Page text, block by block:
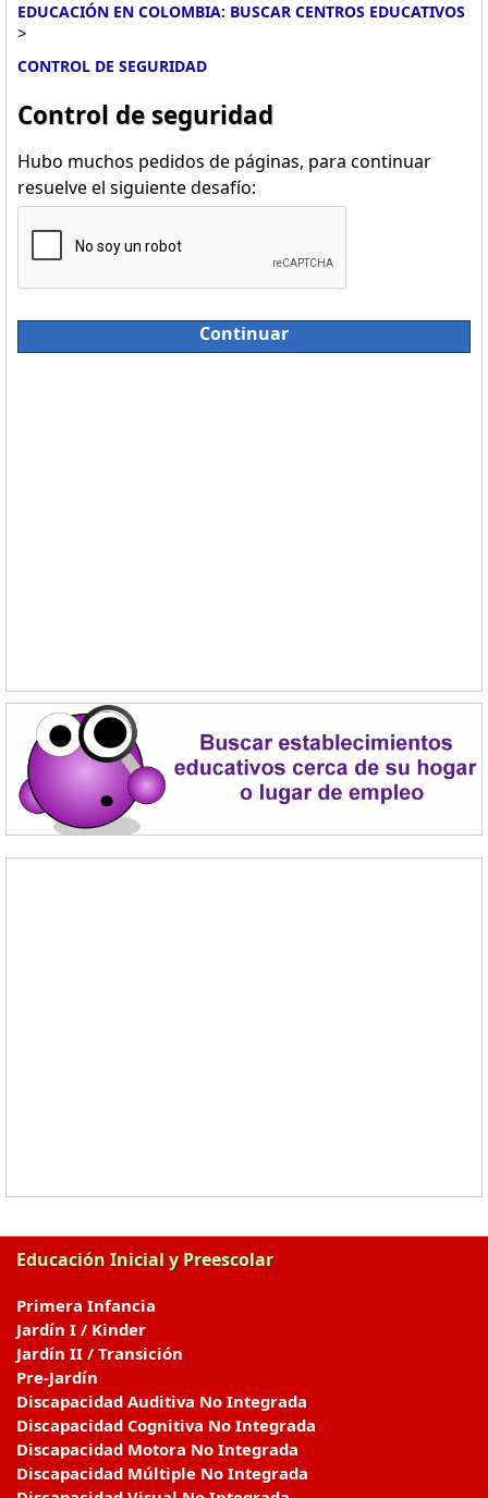
EDUCACIÓN EN COLOMBIA: BUSCAR CENTROS EDUCATIVOS
>
CONTROL DE SEGURIDAD
Control de seguridad
Hubo muchos pedidos de páginas, para continuar
resuelve el siguiente desafío:
Continuar
Educación Inicial y Preescolar
Primera Infancia
Jardín I / Kinder
Jardín II / Transición
Pre-Jardín
Discapacidad Auditiva No Integrada
Discapacidad Cognitiva No Integrada
Discapacidad Motora No Integrada
Discapacidad Múltiple No Integrada